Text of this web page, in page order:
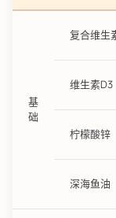
基
础
复合维生
维生素D3
柠檬酸锌
深海鱼油